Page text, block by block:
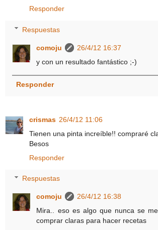
Responder
Respuestas
comoju
26/4/12 16:37
y con un resultado fantástico ;-)
Responder
crismas 26/4/12 11:06
Tienen una pinta increíble!! compraré
Besos
Responder
Respuestas
comoju
26/4/12 16:38
Mira.. eso es algo que nunca se
comprar claras para hacer recetas